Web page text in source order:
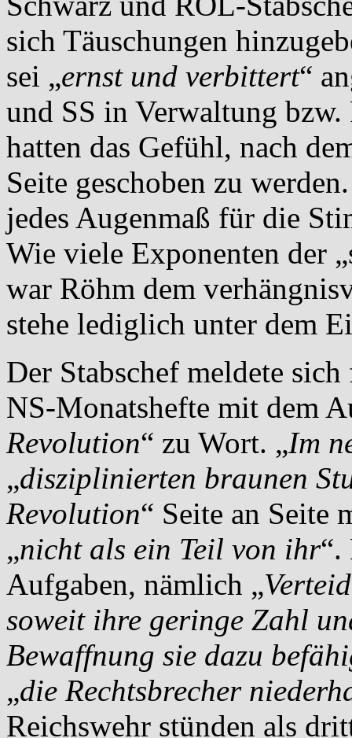
sich Täuschungen
sei „ernst und verbittert“
und SS in Verwaltung
hatten das Gefühl, nach
Seite geschoben zu
jedes Augenmaß für die
Wie viele Exponenten der
war Röhm dem
stehe lediglich unter dem
Der Stabschef meldete
NS-Monatshefte mit dem
Revolution“ zu Wort. „Im
„disziplinierten braunen
Revolution“ Seite an Seite
„nicht als ein Teil von ihr“.
Aufgaben, nämlich „
soweit ihre geringe Zahl
Bewaffnung sie dazu
„die Rechtsbrecher
Reichswehr stünden als